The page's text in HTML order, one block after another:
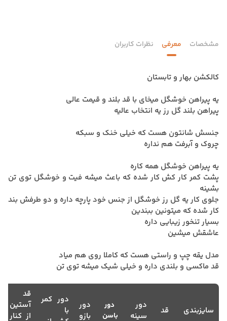
مشخصات معرفی نظرات کاربران
کالکشن بهار و تابستان
یه پیراهن خوشگل میخای با قد بلند و قیمت عالی
پیراهن بلند گل رز یه انتخاب عالیه
جنسش شانتون هست که خیلی خنک و سبکه
چروک و آبرفت هم نداره
یه پیراهن خوشگل همه کاره
پشت کمر کار کش کار شده که باعث میشه فیت و خوشگل توی تن
بشینه
جلوی کار یه گل رز خوشگل از جنس خود پارچه داره و دو طرفش بند
کار شده که میتونین ببندین
بسیار تنخور زیبایی داره
عاشقش میشین
مدل یقه چپ و راستی هست که کاملا روی هم میاد
قد ماکسی و بلندی داره و خیلی شیک میشه توی تن
سایزبندی قد
دور
سینه
دور
باسن
دور
بازو
دور کمر
با
قد
آستین
از کنار